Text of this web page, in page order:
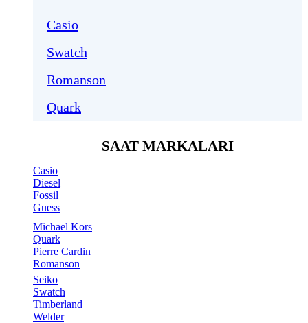
Casio
Swatch
Romanson
Quark
SAAT MARKALARI
Casio
Diesel
Fossil
Guess
Michael Kors
Quark
Pierre Cardin
Romanson
Seiko
Swatch
Timberland
Welder